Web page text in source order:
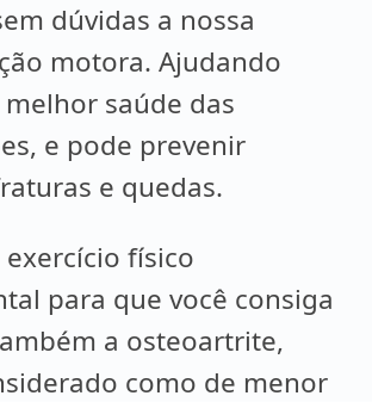
dúvidas a nossa
motora. Ajudando
saúde das
e pode prevenir
e quedas.
exercício físico
para que você consiga
a osteoartrite,
como de menor